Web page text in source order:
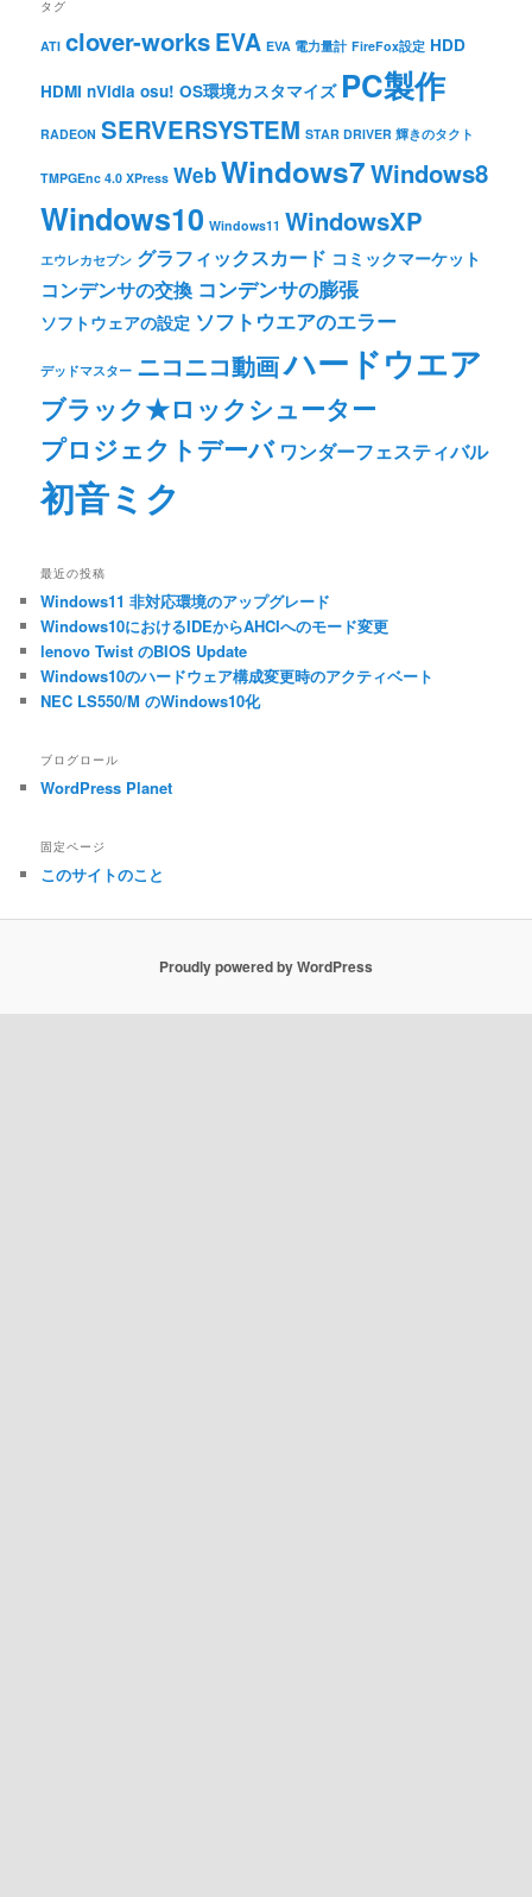
タグ
ATI clover-worksEVA EVA 電力量計 FireFox設定 HDD
HDMI nVidia osu! OS環境カスタマイズ PC製作
RADEON SERVERSYSTEM STAR DRIVER 輝きのタクト
TMPGEnc 4.0 XPress WebWindows7Windows8
Windows10 Windows11 WindowsXP
エウレカセブン グラフィックスカード コミックマーケット
コンデンサの交換 コンデンサの膨張
ソフトウェアの設定 ソフトウエアのエラー
デッドマスター ニコニコ動画ハードウエア
ブラック★ロックシューター
プロジェクトデーバ ワンダーフェスティバル
初音ミク
最近の投稿
Windows11 非対応環境のアップグレード
Windows10におけるIDEからAHCIへのモード変更
lenovo Twist のBIOS Update
Windows10のハードウェア構成変更時のアクティベート
NEC LS550/M のWindows10化
ブログロール
WordPress Planet
固定ページ
このサイトのこと
Proudly powered by WordPress